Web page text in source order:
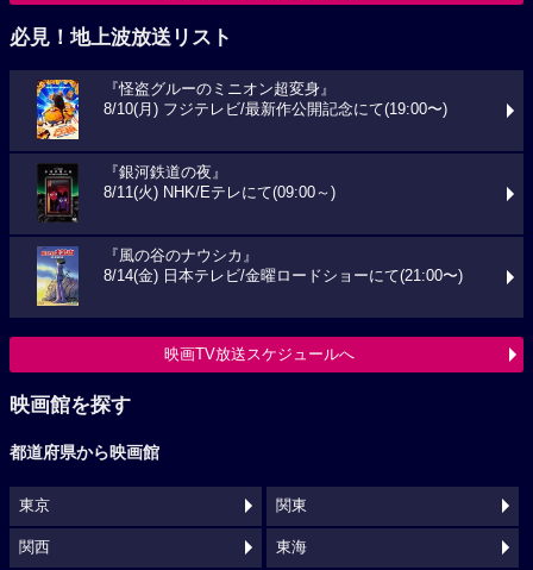
必見！地上波放送リスト
『怪盗グルーのミニオン超変身』
8/10(月) フジテレビ/最新作公開記念にて(19:00〜)
『銀河鉄道の夜』
8/11(火) NHK/Eテレにて(09:00～)
『風の谷のナウシカ』
8/14(金) 日本テレビ/金曜ロードショーにて(21:00〜)
映画TV放送スケジュールへ
映画館を探す
都道府県から映画館
東京 関東
関西 東海